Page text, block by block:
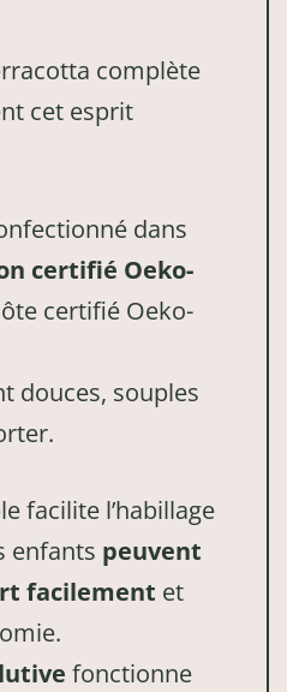
complète
cet esprit
dans
certifié Oeko-
certifié Oeko-
douces, souples
facilite l’habillage
enfants peuvent
facilement et
fonctionne